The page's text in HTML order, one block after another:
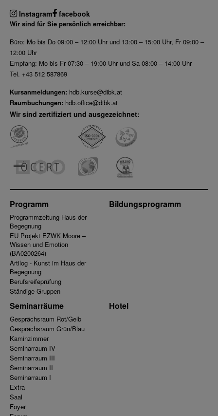
Instagram facebook
Wir sind für Sie persönlich erreichbar:
Büro: Mo bis Do 09:00 – 12:00 Uhr und 13:00 – 15:00 Uhr, Fr 09:00 –
12:00 Uhr
Empfang: Mo bis Fr 07:30 – 19:00 Uhr und Sa 08:00 – 14:00 Uhr
Tel. +43 512 587869
Kursanmeldungen: hdb.kurse@dibk.at
Raumbuchungen: hdb.office@dibk.at
Wir sind zertifiziert und ausgezeichnet:
Programm
Programmzeitung Haus der
Begegnung
EU Projekt EZWK Moore –
Wissen und Emotion
(BA0200264)
Artilog - Kunst im Haus der
Begegnung
Berufsreifeprüfung
Ständige Gruppen
Bildungsprogramm
Seminarräume
Gesprächsraum Rot/Gelb
Gesprächsraum Grün/Blau
Kaminzimmer
Seminarraum IV
Seminarraum III
Seminarraum II
Seminarraum I
Extra
Saal
Foyer
Hotel